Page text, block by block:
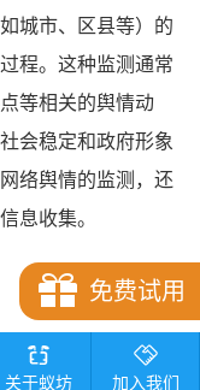
城市、区县等）的
程。这种监测通常
等相关的舆情动
会稳定和政府形象
络舆情的监测，还
息收集。
免费试用
关于蚁坊 加入我们